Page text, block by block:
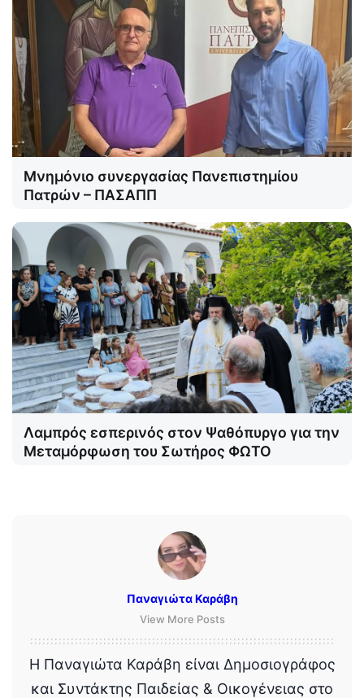
Μνημόνιο συνεργασίας Πανεπιστημίου
Πατρών – ΠΑΣΑΠΠ
Λαμπρός εσπερινός στον Ψαθόπυργο για την
Μεταμόρφωση του Σωτήρος ΦΩΤΟ
Παναγιώτα Καράβη
View More Posts
Η Παναγιώτα Καράβη είναι Δημοσιογράφος
και Συντάκτης Παιδείας & Οικογένειας στο